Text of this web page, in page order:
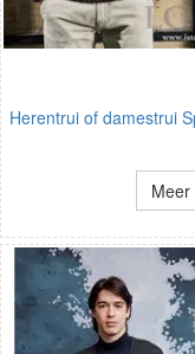
Herentrui of damestrui
Meer